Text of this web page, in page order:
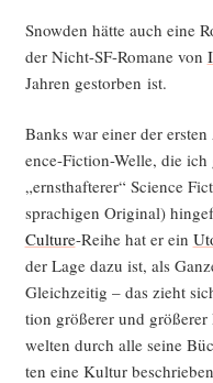
Snow­den hät­te auch eine
der Nicht-SF-Roma­ne von
Jah­ren gestor­ben ist.
Banks war einer der
ence-Fic­tion-Wel­le, die
„ernst­haf­te­rer“ Sci­ence
spra­chi­gen Ori­gi­nal)
Cul­tu­re-Rei­he hat er ein
der Lage dazu ist, als
Gleich­zei­tig – das zieht
ti­on grö­ße­rer und
wel­ten durch alle sei­ne
ten eine Kul­tur